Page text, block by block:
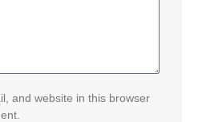
and website in this browser